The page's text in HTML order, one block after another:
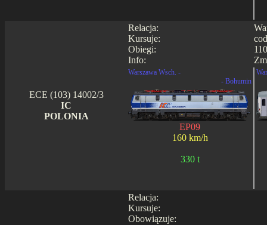
Relacja:
Kursuje:
Obiegi:
Info:
ECE (103) 14002/3
IC
POLONIA
Warszawa Wsch. -
- Bohumin
EP09
160 km/h
330 t
Relacja:
Kursuje:
Obowiązuje: